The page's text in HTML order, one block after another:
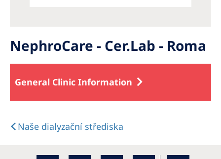
NephroCare - Cer.Lab - Roma
General Clinic Information
Naše dialyzační střediska